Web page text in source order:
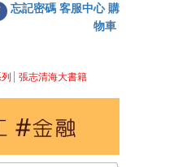
忘記密碼 客服中心 購
物車
張志清海大書籍